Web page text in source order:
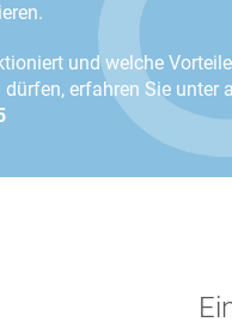
und welche
erfahren Sie unter